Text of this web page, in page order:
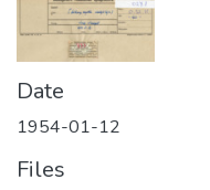
Date
1954-01-12
Files